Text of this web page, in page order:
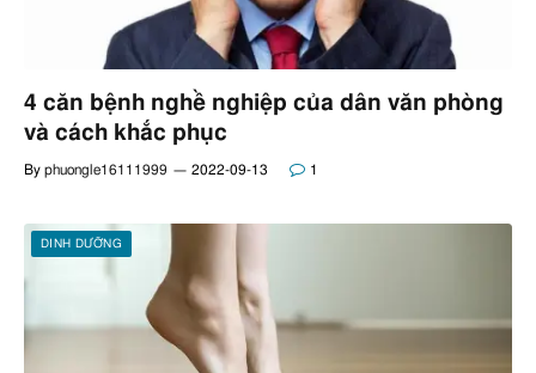
4 căn bệnh nghề nghiệp của dân văn phòng
và cách khắc phục
By phuongle16111999 2022-09-13 1
DINH DƯỠNG